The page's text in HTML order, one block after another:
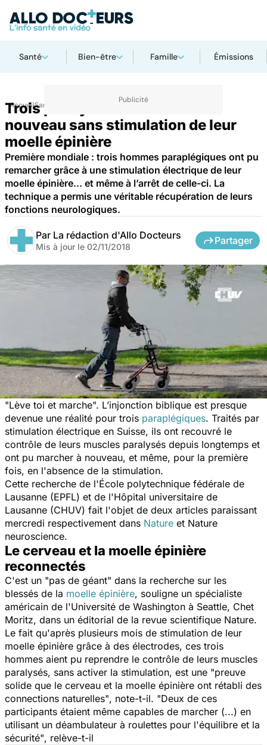
Santé Bien-être Famille Émissions
AccueilSanté
Trois paralysés remarchent à
nouveau sans stimulation de leur
moelle épinière
Première mondiale : trois hommes paraplégiques ont pu
remarcher grâce à une stimulation électrique de leur
moelle épinière... et même à l’arrêt de celle-ci. La
technique a permis une véritable récupération de leurs
fonctions neurologiques.
Par La rédaction d'Allo Docteurs
Mis à jour le 02/11/2018
Partager
"Lève toi et marche". L’injonction biblique est presque
devenue une réalité pour trois paraplégiques. Traités par
stimulation électrique en Suisse, ils ont recouvré le
contrôle de leurs muscles paralysés depuis longtemps et
ont pu marcher à nouveau, et même, pour la première
fois, en l'absence de la stimulation.
Cette recherche de l'École polytechnique fédérale de
Lausanne (EPFL) et de l'Hôpital universitaire de
Lausanne (CHUV) fait l'objet de deux articles paraissant
mercredi respectivement dans Nature et Nature
neuroscience.
Le cerveau et la moelle épinière
reconnectés
C'est un "pas de géant" dans la recherche sur les
blessés de la moelle épinière, souligne un spécialiste
américain de l'Université de Washington à Seattle, Chet
Moritz, dans un éditorial de la revue scientifique Nature.
Le fait qu'après plusieurs mois de stimulation de leur
moelle épinière grâce à des électrodes, ces trois
hommes aient pu reprendre le contrôle de leurs muscles
paralysés, sans activer la stimulation, est une "preuve
solide que le cerveau et la moelle épinière ont rétabli des
connections naturelles", note-t-il. "Deux de ces
participants étaient même capables de marcher (...) en
utilisant un déambulateur à roulettes pour l'équilibre et la
sécurité", relève-t-il